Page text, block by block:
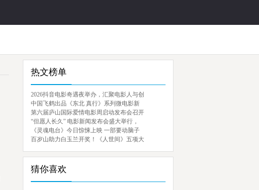
热文榜单
2026抖音电影奇遇夜举办，汇聚电影人与创
中国飞鹤出品《东北 真行》系列微电影新
第六届庐山国际爱情电影周启动发布会召开
“但愿人长久” 电影新闻发布会盛大举行，
《灵魂电台》今日惊悚上映 一部要动脑子
百岁山助力白玉兰开奖！《人世间》五项大
猜你喜欢